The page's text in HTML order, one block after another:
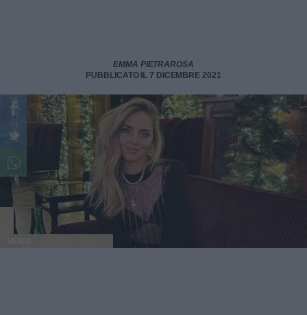
EMMA PIETRAROSA
PUBBLICATO IL 7 DICEMBRE 2021
MODA